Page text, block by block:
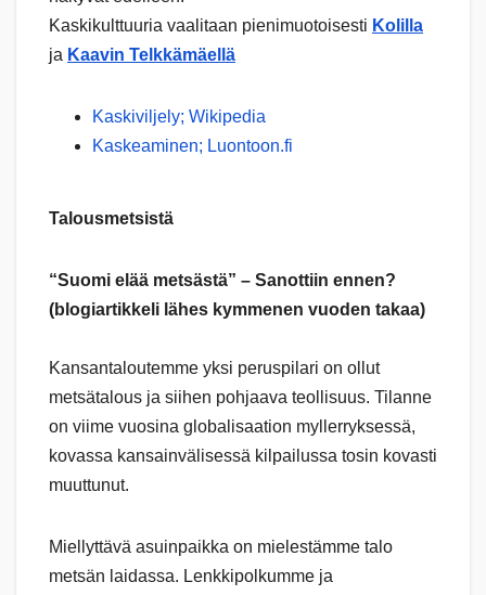
Kaskikulttuuria vaalitaan pienimuotoisesti Kolilla
ja Kaavin Telkkämäellä
Kaskiviljely; Wikipedia
Kaskeaminen; Luontoon.fi
Talousmetsistä
“Suomi elää metsästä” – Sanottiin ennen?
(blogiartikkeli lähes kymmenen vuoden takaa)
Kansantaloutemme yksi peruspilari on ollut
metsätalous ja siihen pohjaava teollisuus. Tilanne
on viime vuosina globalisaation myllerryksessä,
kovassa kansainvälisessä kilpailussa tosin kovasti
muuttunut.
Miellyttävä asuinpaikka on mielestämme talo
metsän laidassa. Lenkkipolkumme ja